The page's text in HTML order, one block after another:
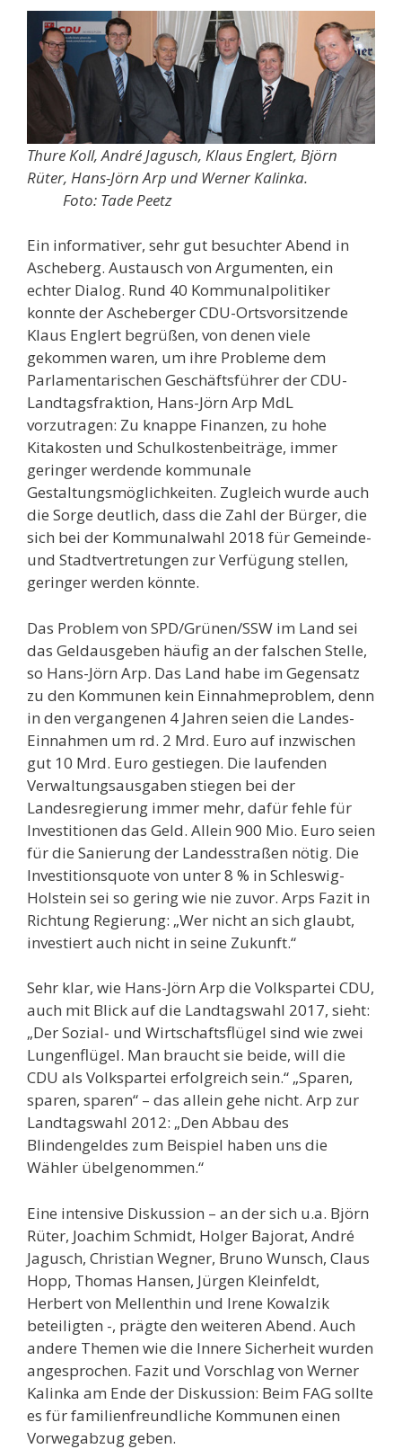
Thure Koll, André Jagusch, Klaus Englert, Björn
Rüter, Hans-Jörn Arp und Werner Kalinka.
Foto: Tade Peetz
Ein informativer, sehr gut besuchter Abend in
Ascheberg. Austausch von Argumenten, ein
echter Dialog. Rund 40 Kommunalpolitiker
konnte der Ascheberger CDU-Ortsvorsitzende
Klaus Englert begrüßen, von denen viele
gekommen waren, um ihre Probleme dem
Parlamentarischen Geschäftsführer der CDU-
Landtagsfraktion, Hans-Jörn Arp MdL
vorzutragen: Zu knappe Finanzen, zu hohe
Kitakosten und Schulkostenbeiträge, immer
geringer werdende kommunale
Gestaltungsmöglichkeiten. Zugleich wurde auch
die Sorge deutlich, dass die Zahl der Bürger, die
sich bei der Kommunalwahl 2018 für Gemeinde-
und Stadtvertretungen zur Verfügung stellen,
geringer werden könnte.
Das Problem von SPD/Grünen/SSW im Land sei
das Geldausgeben häufig an der falschen Stelle,
so Hans-Jörn Arp. Das Land habe im Gegensatz
zu den Kommunen kein Einnahmeproblem, denn
in den vergangenen 4 Jahren seien die Landes-
Einnahmen um rd. 2 Mrd. Euro auf inzwischen
gut 10 Mrd. Euro gestiegen. Die laufenden
Verwaltungsausgaben stiegen bei der
Landesregierung immer mehr, dafür fehle für
Investitionen das Geld. Allein 900 Mio. Euro seien
für die Sanierung der Landesstraßen nötig. Die
Investitionsquote von unter 8 % in Schleswig-
Holstein sei so gering wie nie zuvor. Arps Fazit in
Richtung Regierung: „Wer nicht an sich glaubt,
investiert auch nicht in seine Zukunft.“
Sehr klar, wie Hans-Jörn Arp die Volkspartei CDU,
auch mit Blick auf die Landtagswahl 2017, sieht:
„Der Sozial- und Wirtschaftsflügel sind wie zwei
Lungenflügel. Man braucht sie beide, will die
CDU als Volkspartei erfolgreich sein.“ „Sparen,
sparen, sparen“ – das allein gehe nicht. Arp zur
Landtagswahl 2012: „Den Abbau des
Blindengeldes zum Beispiel haben uns die
Wähler übelgenommen.“
Eine intensive Diskussion – an der sich u.a. Björn
Rüter, Joachim Schmidt, Holger Bajorat, André
Jagusch, Christian Wegner, Bruno Wunsch, Claus
Hopp, Thomas Hansen, Jürgen Kleinfeldt,
Herbert von Mellenthin und Irene Kowalzik
beteiligten -, prägte den weiteren Abend. Auch
andere Themen wie die Innere Sicherheit wurden
angesprochen. Fazit und Vorschlag von Werner
Kalinka am Ende der Diskussion: Beim FAG sollte
es für familienfreundliche Kommunen einen
Vorwegabzug geben.